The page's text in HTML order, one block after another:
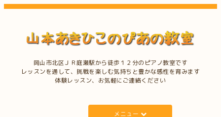
岡山市北区ＪＲ庭瀬駅から徒歩１２分のピアノ教室です
レッスンを通して、挑戦を楽しむ気持ちと豊かな感性を育みます
体験レッスン、お気軽にご連絡ください
メニュー